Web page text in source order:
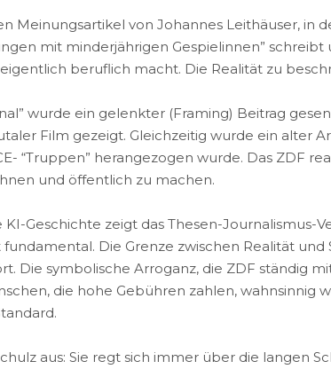
Meinungsartikel von Johannes Leithäuser, in
mit minderjährigen Gespielinnen”
beruflich macht. Die Realität zu
wurde ein gelenkter (Framing) Beitrag
Film gezeigt. Gleichzeitig wurde ein alter
“Truppen” herangezogen wurde. Das ZDF
und öffentlich zu machen.
Geschichte zeigt das Thesen-Journalismus-
fundamental. Die Grenze zwischen Realität
Die symbolische Arroganz, die ZDF ständig
die hohe Gebühren zahlen, wahnsinnig
aus: Sie regt sich immer über die langen